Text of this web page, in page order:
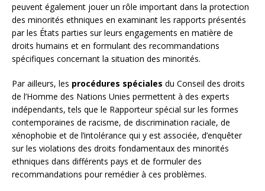
peuvent également jouer un rôle important dans la protection
des minorités ethniques en examinant les rapports présentés
par les États parties sur leurs engagements en matière de
droits humains et en formulant des recommandations
spécifiques concernant la situation des minorités.
Par ailleurs, les procédures spéciales du Conseil des droits
de l’Homme des Nations Unies permettent à des experts
indépendants, tels que le Rapporteur spécial sur les formes
contemporaines de racisme, de discrimination raciale, de
xénophobie et de l’intolérance qui y est associée, d’enquêter
sur les violations des droits fondamentaux des minorités
ethniques dans différents pays et de formuler des
recommandations pour remédier à ces problèmes.